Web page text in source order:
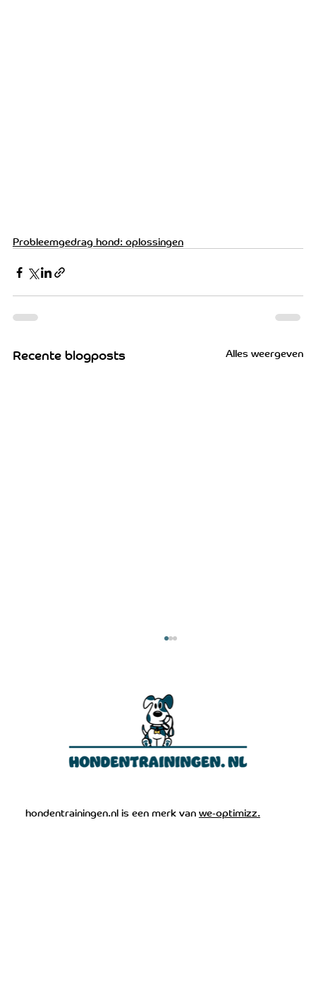
Probleemgedrag hond: oplossingen
Recente blogposts Alles weergeven
Mijn hond luistert niet: dé oplossing
hondentrainingen.nl is een merk vanwe-optimizz.